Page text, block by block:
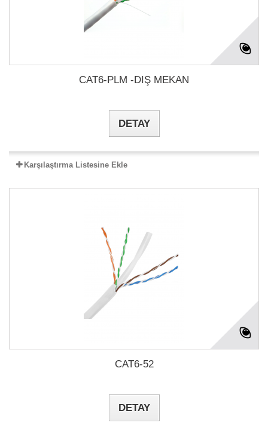
CAT6-PLM -DIŞ MEKAN
DETAY
Karşılaştırma Listesine Ekle
CAT6-52
DETAY